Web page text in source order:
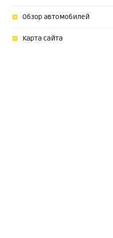
Обзор автомобилей
Карта сайта